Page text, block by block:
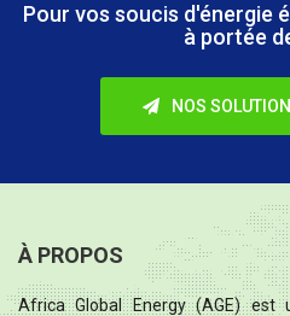
Pour vos soucis d'énergie
à portée
NOS
À PROPOS
Africa Global Energy (AGE) est